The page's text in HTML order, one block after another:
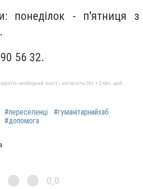
понеділок - п'ятниця з
56 32.
необхідний текст і натисніть Ctrl + Enter, щоб
#переселенці
#гуманітарнийхаб
#допомога
0,0